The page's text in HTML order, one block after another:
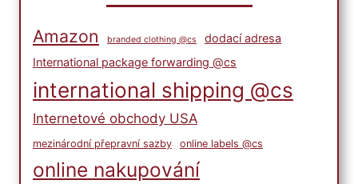
Amazon branded clothing @cs
dodací adresa
International package forwarding @cs
international shipping @cs
Internetové obchody USA
mezinárodní přepravní sazby online labels @cs
online nakupování